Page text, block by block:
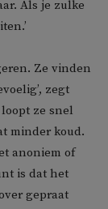
Als je zulke
Ze vinden
zegt
ze snel
minder koud.
anoniem of
is dat het
gepraat